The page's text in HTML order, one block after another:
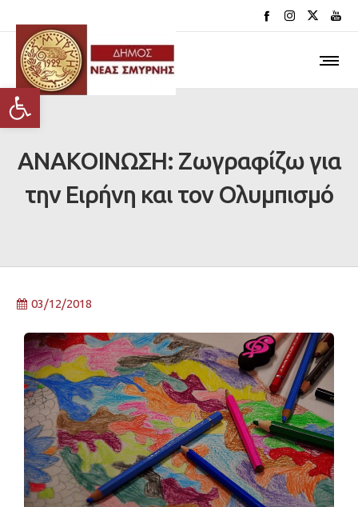
Ανοίξτε τη γραμμή εργαλείων
ΑΝΑΚΟΙΝΩΣΗ: Ζωγραφίζω για
την Ειρήνη και τον Ολυμπισμό
03/12/2018